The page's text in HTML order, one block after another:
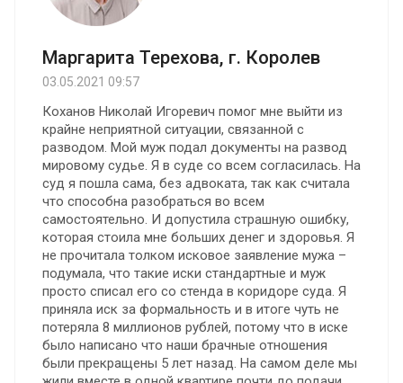
Маргарита Терехова, г. Королев
03.05.2021 09:57
Коханов Николай Игоревич помог мне выйти из
крайне неприятной ситуации, связанной с
разводом. Мой муж подал документы на развод
мировому судье. Я в суде со всем согласилась. На
суд я пошла сама, без адвоката, так как считала
что способна разобраться во всем
самостоятельно. И допустила страшную ошибку,
которая стоила мне больших денег и здоровья. Я
не прочитала толком исковое заявление мужа –
подумала, что такие иски стандартные и муж
просто списал его со стенда в коридоре суда. Я
приняла иск за формальность и в итоге чуть не
потеряла 8 миллионов рублей, потому что в иске
было написано что наши брачные отношения
были прекращены 5 лет назад. На самом деле мы